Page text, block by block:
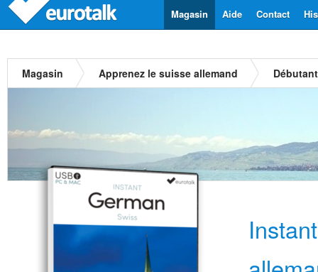
Contact
Aide
Magasin
Magasin Apprenez le suisse allemand Débutant